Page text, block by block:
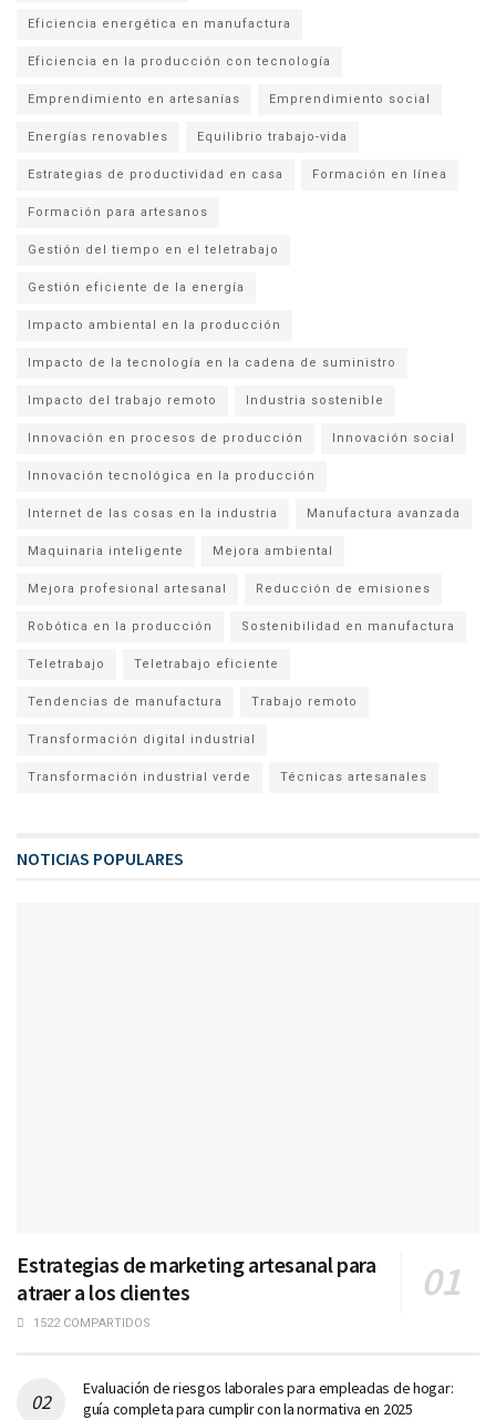
Eficiencia energética en manufactura
Eficiencia en la producción con tecnología
Emprendimiento en artesanías Emprendimiento social
Energías renovables Equilibrio trabajo-vida
Estrategias de productividad en casa Formación en línea
Formación para artesanos
Gestión del tiempo en el teletrabajo
Gestión eficiente de la energía
Impacto ambiental en la producción
Impacto de la tecnología en la cadena de suministro
Impacto del trabajo remoto Industria sostenible
Innovación en procesos de producción Innovación social
Innovación tecnológica en la producción
Internet de las cosas en la industria Manufactura avanzada
Maquinaria inteligente Mejora ambiental
Mejora profesional artesanal Reducción de emisiones
Robótica en la producción Sostenibilidad en manufactura
Teletrabajo Teletrabajo eficiente
Tendencias de manufactura Trabajo remoto
Transformación digital industrial
Transformación industrial verde Técnicas artesanales
NOTICIAS POPULARES
Estrategias de marketing artesanal para
atraer a los clientes
1522 COMPARTIDOS
Evaluación de riesgos laborales para empleadas de hogar:
guía completa para cumplir con la normativa en 2025